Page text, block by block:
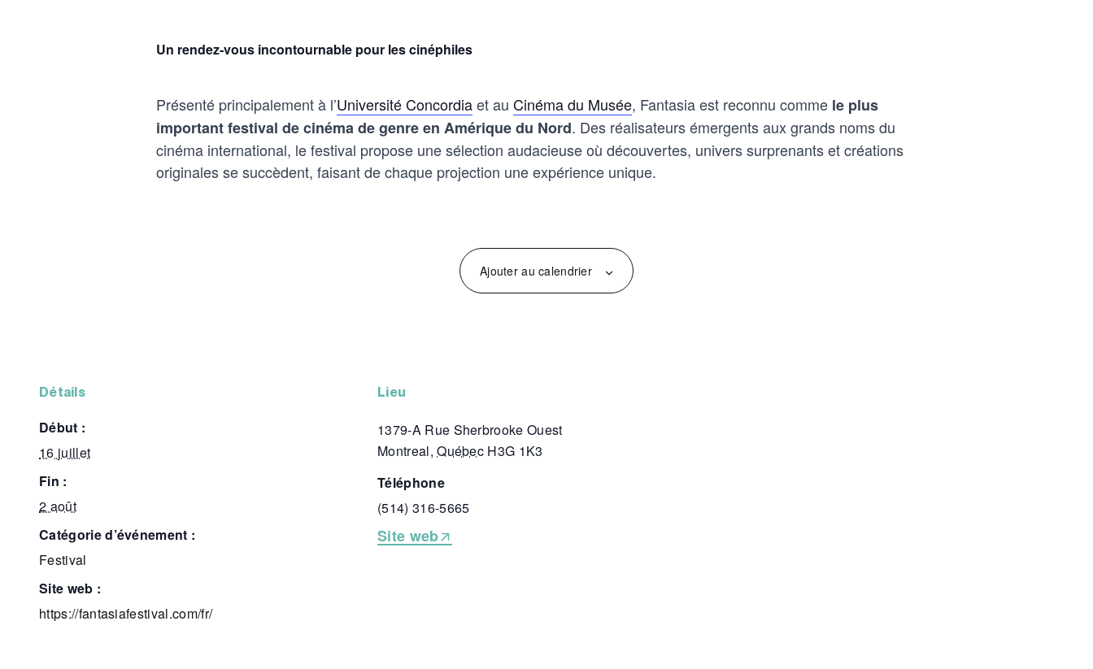
Un rendez-vous incontournable pour les cinéphiles
Présenté principalement à l’Université Concordiaet au Cinéma du Musée, Fantasia est reconnu comme le plus
important festival de cinéma de genre en Amérique du Nord. Des réalisateurs émergents aux grands noms du
cinéma international, le festival propose une sélection audacieuse où découvertes, univers surprenants et créations
originales se succèdent, faisant de chaque projection une expérience unique.
Ajouter au calendrier
détails
début :
16 juillet
fin :
2 août
catégorie d’événement :
Festival
site web :
https://fantasiafestival.com/fr/
lieu
1379-A Rue Sherbrooke Ouest
Montreal, Québec H3G 1K3
téléphone
(514) 316-5665
Site web